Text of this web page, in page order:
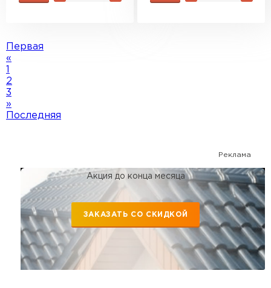
Первая
«
2
3
»
Последняя
Реклама
Акция до конца месяца
ЗАКАЗАТЬ СО СКИДКОЙ